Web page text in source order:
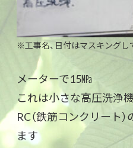
※工事名、日付はマスキングし
メーターで15㎫
これは小さな高圧洗浄
RC（鉄筋コンクリート
ます